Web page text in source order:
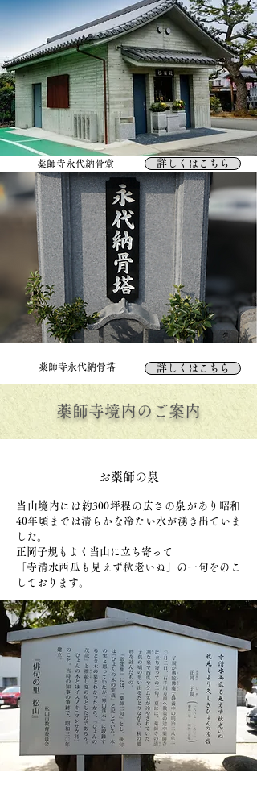
薬師寺​永代納骨堂 詳しくはこちら
薬師寺​永代納骨塔 詳しくはこちら
​薬師寺境内のご案内
​お薬師の泉
​当山境内には約300坪程の広さの泉があり昭和
40年頃までは清らかな冷たい水が湧き出ていま
した。
正岡子規もよく当山に立ち寄って
​「寺清水西瓜も見えず秋老いぬ」の一句をのこ
しております。